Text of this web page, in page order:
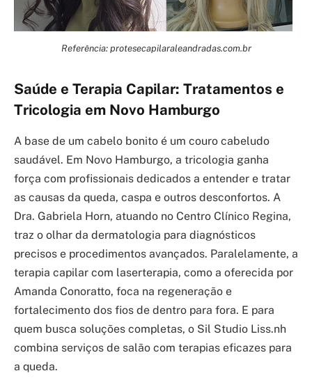
Referência: protesecapilaraleandradas.com.br
Saúde e Terapia Capilar: Tratamentos e
Tricologia em Novo Hamburgo
A base de um cabelo bonito é um couro cabeludo
saudável. Em Novo Hamburgo, a tricologia ganha
força com profissionais dedicados a entender e tratar
as causas da queda, caspa e outros desconfortos. A
Dra. Gabriela Horn, atuando no Centro Clínico Regina,
traz o olhar da dermatologia para diagnósticos
precisos e procedimentos avançados. Paralelamente, a
terapia capilar com laserterapia, como a oferecida por
Amanda Conoratto, foca na regeneração e
fortalecimento dos fios de dentro para fora. E para
quem busca soluções completas, o Sil Studio Liss.nh
combina serviços de salão com terapias eficazes para
a queda.